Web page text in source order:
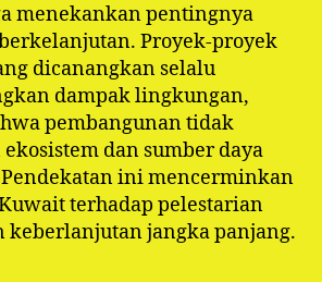
menekankan pentingnya
Proyek-proyek
dicanangkan selalu
dampak lingkungan,
pembangunan tidak
dan sumber daya
Pendekatan ini mencerminkan
terhadap pelestarian
keberlanjutan jangka panjang.